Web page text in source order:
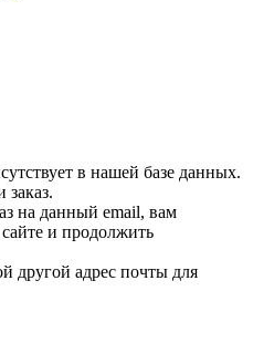
в нашей базе данных.
на данный email, вам
и продолжить
другой адрес почты для